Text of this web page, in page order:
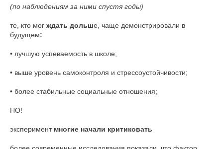
(по наблюдениям за ними спустя годы)
те, кто мог ждать дольше, чаще демонстрировали в
будущем:
• лучшую успеваемость в школе;
• выше уровень самоконтроля и стрессоустойчивости;
• более стабильные социальные отношения;
НО!
эксперимент многие начали критиковать